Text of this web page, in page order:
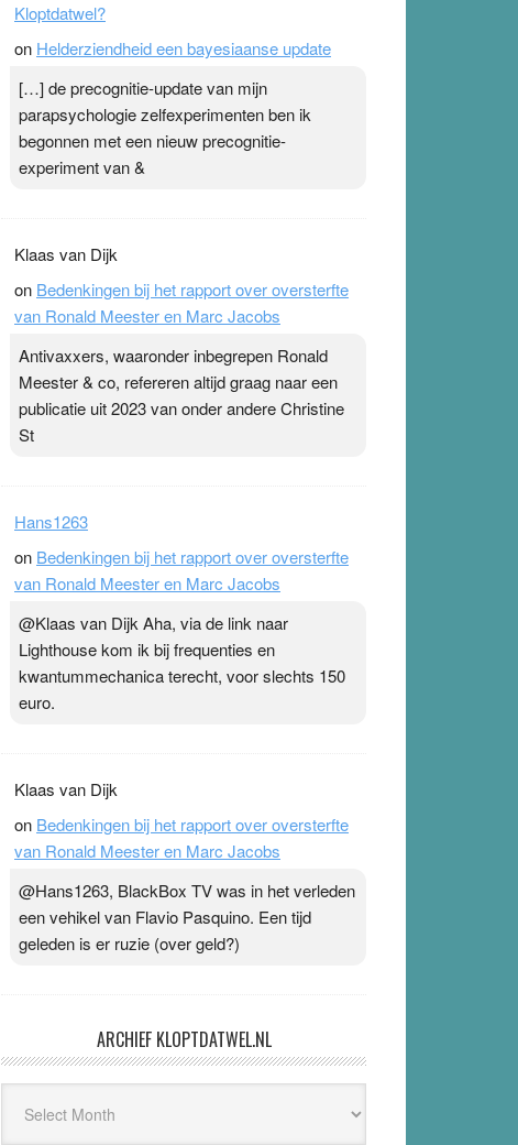
Kloptdatwel?
on Helderziendheid een bayesiaanse update
[…] de precognitie-update van mijn
parapsychologie zelfexperimenten ben ik
begonnen met een nieuw precognitie-
experiment van &
Klaas van Dijk
on Bedenkingen bij het rapport over oversterfte
van Ronald Meester en Marc Jacobs
Antivaxxers, waaronder inbegrepen Ronald
Meester & co, refereren altijd graag naar een
publicatie uit 2023 van onder andere Christine
St
Hans1263
on Bedenkingen bij het rapport over oversterfte
van Ronald Meester en Marc Jacobs
@Klaas van Dijk Aha, via de link naar
Lighthouse kom ik bij frequenties en
kwantummechanica terecht, voor slechts 150
euro.
Klaas van Dijk
on Bedenkingen bij het rapport over oversterfte
van Ronald Meester en Marc Jacobs
@Hans1263, BlackBox TV was in het verleden
een vehikel van Flavio Pasquino. Een tijd
geleden is er ruzie (over geld?)
ARCHIEF KLOPTDATWEL.NL
Kloptdatwel.nl